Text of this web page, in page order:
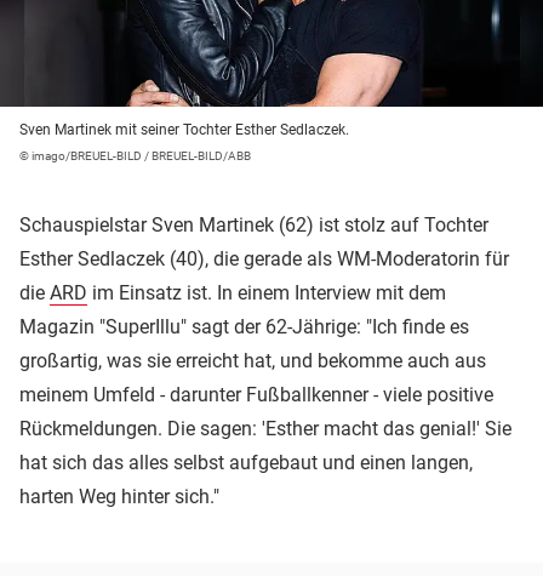
Sven Martinek mit seiner Tochter Esther Sedlaczek.
© imago/BREUEL-BILD / BREUEL-BILD/ABB
Schauspielstar Sven Martinek (62) ist stolz auf Tochter
Esther Sedlaczek (40), die gerade als WM-Moderatorin für
die ARD im Einsatz ist. In einem Interview mit dem
Magazin "SuperIllu" sagt der 62-Jährige: "Ich finde es
großartig, was sie erreicht hat, und bekomme auch aus
meinem Umfeld - darunter Fußballkenner - viele positive
Rückmeldungen. Die sagen: 'Esther macht das genial!' Sie
hat sich das alles selbst aufgebaut und einen langen,
harten Weg hinter sich."